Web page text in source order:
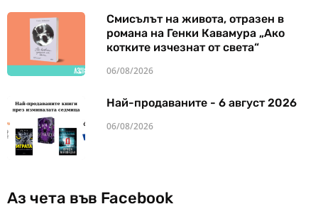
Смисълът на живота, отразен в
романа на Генки Кавамура „Ако
котките изчезнат от света“
06/08/2026
Най-продаваните - 6 август 2026
06/08/2026
Аз чета във Facebook